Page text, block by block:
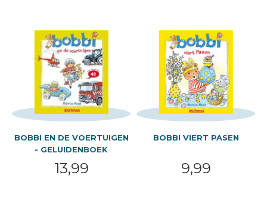
BOBBI EN DE VOERTUIGEN
- GELUIDENBOEK
13,99
BOBBI VIERT PASEN
9,99